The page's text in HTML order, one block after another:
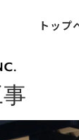
トップ